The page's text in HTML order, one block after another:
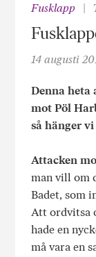
Fusklapp
14 augusti
Denna heta
mot Pöl
så hänger
Attacken
man vill om
Badet, som
Att ordvitsa
hade en
må vara en